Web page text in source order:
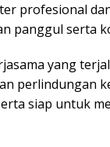
profesional
panggul serta
yang
perlindungan
siap untuk